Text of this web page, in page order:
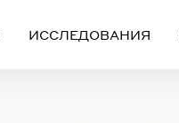
ИССЛЕДОВАНИЯ